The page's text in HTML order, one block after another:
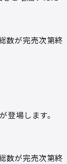
数が完売次第終
場します。
数が完売次第終